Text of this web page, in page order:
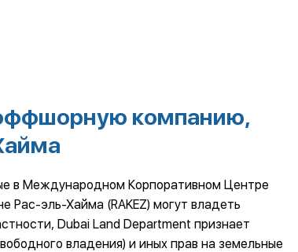
компанию,
в Международном Корпоративном Центре
Рас-эль-Хайма (RAKEZ) могут владеть
Dubai Land Department признает
владения) и иных прав на земельные